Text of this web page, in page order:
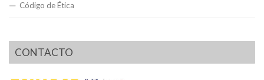
Código de Ética
CONTACTO